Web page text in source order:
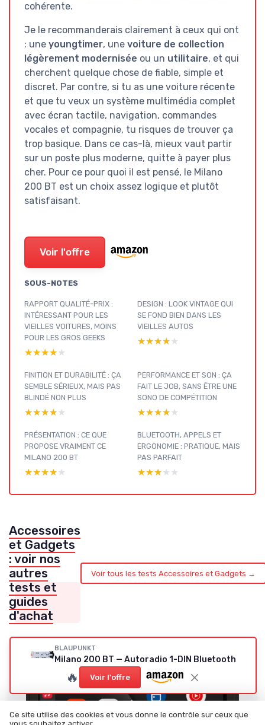
cohérente.
Je le recommanderais clairement à ceux qui ont
: une youngtimer, une voiture de collection
légèrement modernisée ou un utilitaire, et qui
cherchent quelque chose de fiable, simple et
discret. Par contre, si tu as une voiture récente
et que tu veux un système multimédia complet
avec écran tactile, navigation, commandes
vocales et compagnie, tu risques de trouver ça
trop basique. Dans ce cas-là, mieux vaut partir
sur un poste plus moderne, quitte à payer plus
cher. Pour ce pour quoi il est pensé, le Milano
200 BT est un choix assez logique et plutôt
satisfaisant.
Voir l'offre
SOUS-NOTES
RAPPORT QUALITÉ-PRIX :
INTÉRESSANT POUR LES
VIEILLES VOITURES, MOINS
POUR LES GROS GEEKS
★★★★★
★★★★★
DESIGN : LOOK VINTAGE QUI
SE FOND BIEN DANS LES
VIEILLES AUTOS
★★★★★
★★★★★
FINITION ET DURABILITÉ : ÇA
SEMBLE SÉRIEUX, MAIS PAS
BLINDÉ NON PLUS
★★★★★
★★★★★
PERFORMANCE ET SON : ÇA
FAIT LE JOB, SANS ÊTRE UNE
SONO DE COMPÉTITION
★★★★★
★★★★★
PRÉSENTATION : CE QUE
PROPOSE VRAIMENT CE
MILANO 200 BT
★★★★★
★★★★★
BLUETOOTH, APPELS ET
ERGONOMIE : PRATIQUE, MAIS
PAS PARFAIT
★★★★★
★★★★★
Accessoires
et Gadgets
: voir nos
autres
tests et
guides
d'achat
Voir tous les tests Accessoires et Gadgets →
BLAUPUNKT
Milano 200 BT — Autoradio 1-DIN Bluetooth
🔥 Voir l'offre
Ce site utilise des cookies et vous donne le contrôle sur ceux que